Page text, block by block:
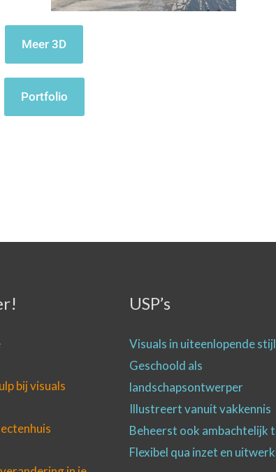
Meer 3D
Portfolio
bij visuals
USP’s
Visuals in uiteenlopende
Geschoold als
landschapsontwerper
Illustreert vanuit vakkennis
Beheerst ook ambachtelijk
Flexibel qua inzet en